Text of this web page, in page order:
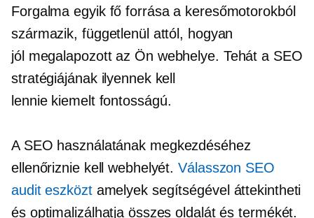
Forgalma egyik fő forrása a keresőmotorokból
származik, függetlenül attól, hogyan
jól megalapozottaz Ön webhelye. Tehát a SEO
stratégiájának ilyennek kell
lennie kiemelt fontosságú.
A SEO használatának megkezdéséhez
ellenőriznie kell webhelyét.Válasszon SEO
audit eszköztamelyek segítségével áttekintheti
és optimalizálhatja összes oldalát és termékét.